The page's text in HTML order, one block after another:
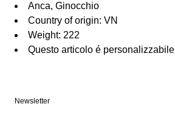
Anca, Ginocchio
Country of origin: VN
Weight: 222
Questo articolo é personalizzabile
Newsletter